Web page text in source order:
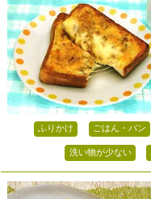
ふりかけ ごはん・パン
洗い物が少ない